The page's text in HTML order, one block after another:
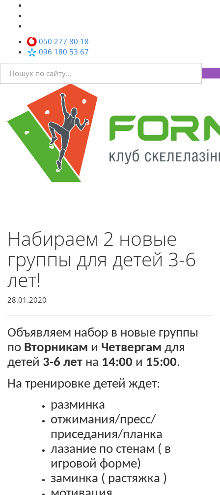
050 277 80 18
096 180 53 67
Набираем 2 новые
группы для детей 3-6
лет!
28.01.2020
Объявляем набор в новые группы
по Вторникам и Четвергам для
детей 3-6 лет на 14:00 и 15:00.
На тренировке детей ждет:
разминка
отжимания/пресс/
приседания/планка
лазание по стенам ( в
игровой форме)
заминка ( растяжка )